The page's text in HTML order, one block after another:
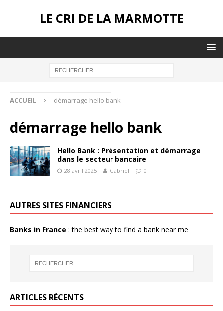
LE CRI DE LA MARMOTTE
ACCUEIL démarrage hello bank
démarrage hello bank
Hello Bank : Présentation et démarrage
dans le secteur bancaire
28 avril 2025 Gabriel 0
AUTRES SITES FINANCIERS
Banks in France : the best way to find a bank near me
ARTICLES RÉCENTS